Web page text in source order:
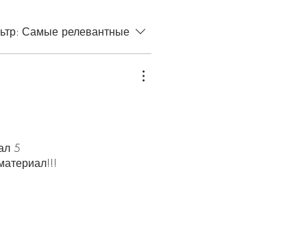
Самые релевантные
5